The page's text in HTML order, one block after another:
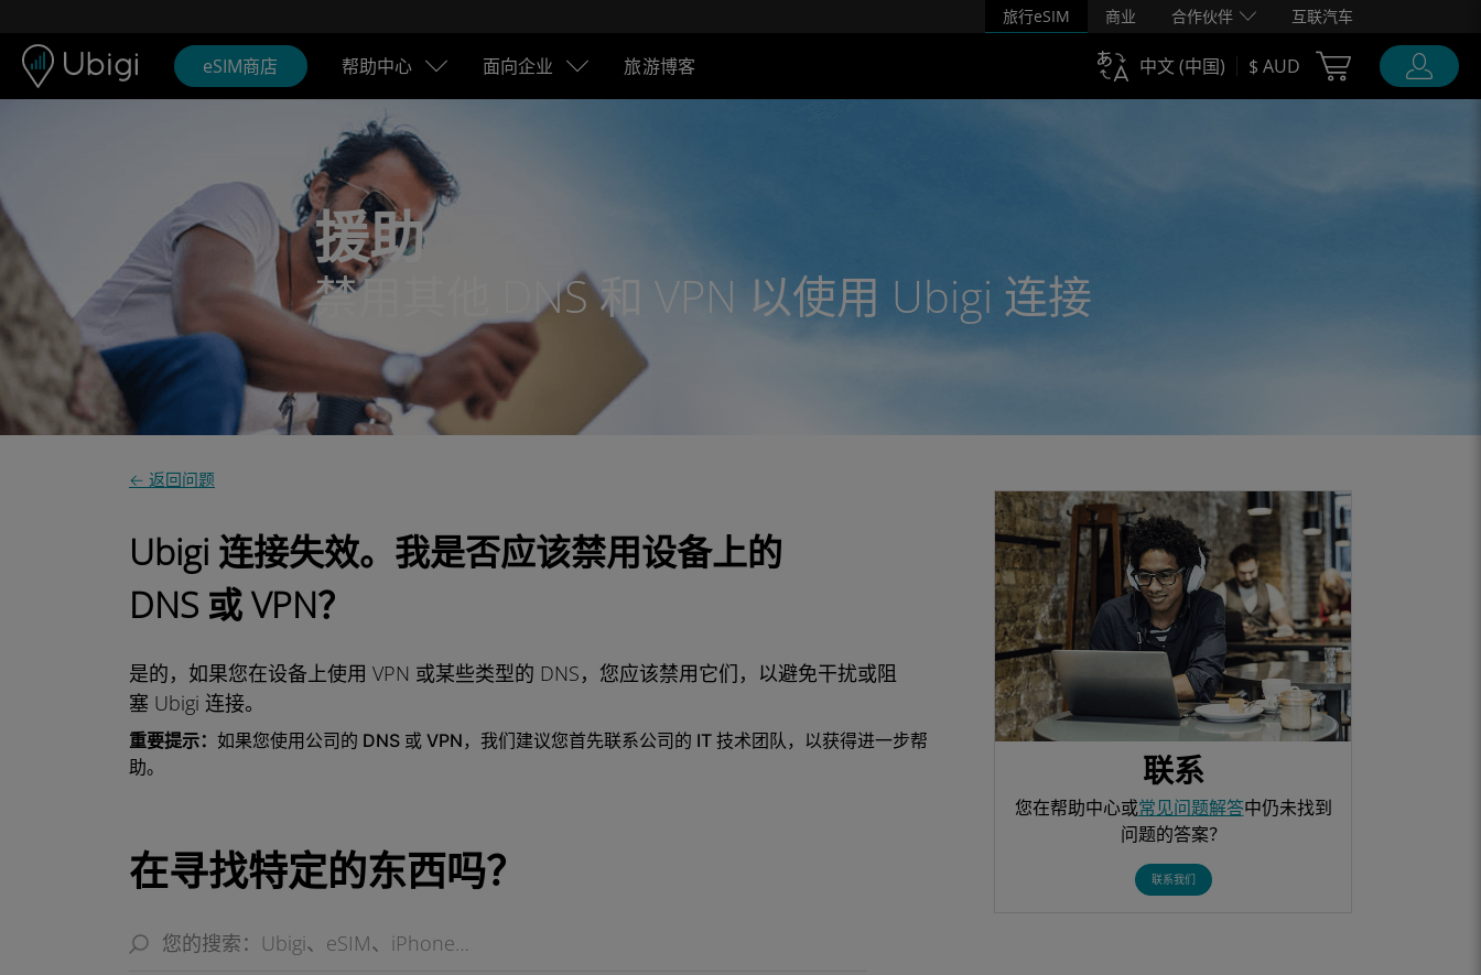
旅行eSIM 商业 合作伙伴 互联汽车
eSIM商店 帮助中心 面向企业 旅游博客 中文 (中国) $ AUD Cart Ubigi
援助
禁用其他 DNS 和 VPN 以使用 Ubigi 连接
← 返回问题
Ubigi 连接失效。我是否应该禁用设备上的
DNS 或 VPN？
是的，如果您在设备上使用 VPN 或某些类型的 DNS，您应该禁用它们，以避免干扰或阻
塞 Ubigi 连接。
重要提示： 如果您使用公司的 DNS 或 VPN，我们建议您首先联系公司的 IT 技术团队，以获得进一步帮
助。
在寻找特定的东西吗？
联系
您在帮助中心或常见问题解答中仍未找到
问题的答案？
联系我们